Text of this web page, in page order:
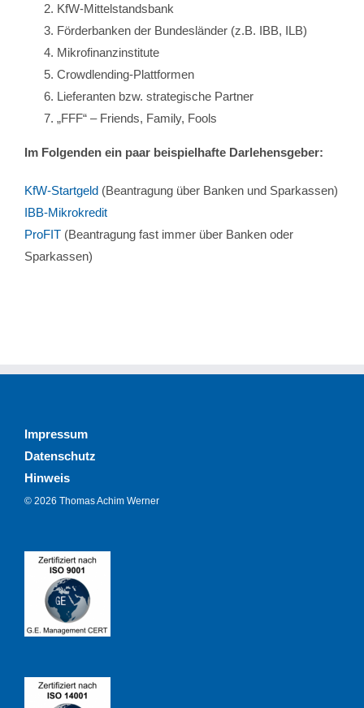
KfW-Mittelstandsbank
Förderbanken der Bundesländer (z.B. IBB, ILB)
Mikrofinanzinstitute
Crowdlending-Plattformen
Lieferanten bzw. strategische Partner
„FFF“ – Friends, Family, Fools
Im Folgenden ein paar beispielhafte Darlehensgeber:
KfW-Startgeld (Beantragung über Banken und Sparkassen)
IBB-Mikrokredit
ProFIT (Beantragung fast immer über Banken oder
Sparkassen)
Impressum
Datenschutz
Hinweis
© 2026 Thomas Achim Werner